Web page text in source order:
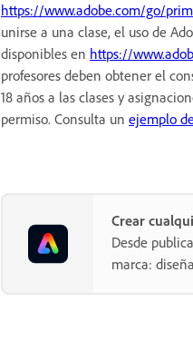
https://www.adobe.com/go/
unirse a una clase, el uso de
disponibles en https://
profesores deben obtener el
18 años a las clases y
permiso. Consulta un ejemplo
Crear
Desde
marca: